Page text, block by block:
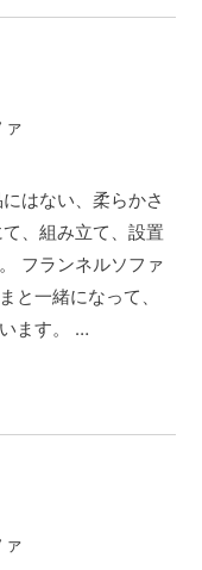
はない、柔らかさ
、組み立て、設置
フランネルソファ
と一緒になって、
ます。 …